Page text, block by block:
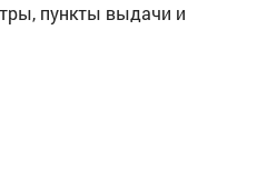
пункты выдачи и